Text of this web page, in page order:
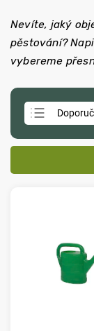
Nevíte, jaký
pěstování?
vybereme